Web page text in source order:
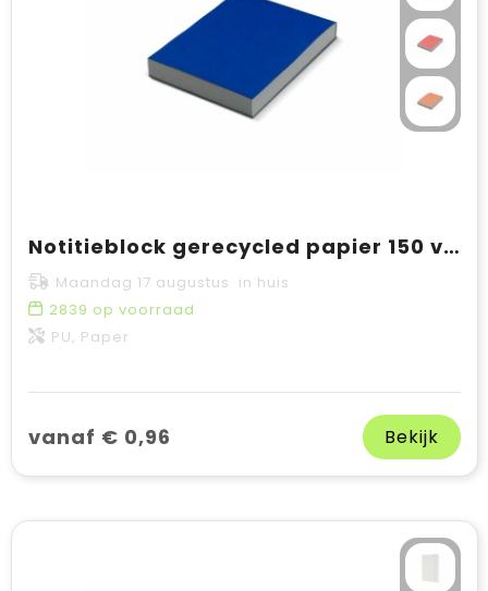
Notitieblock gerecycled papier 150 vellen
Maandag 17 augustus in huis
2839 op voorraad
PU, Paper
vanaf € 0,96 Bekijk